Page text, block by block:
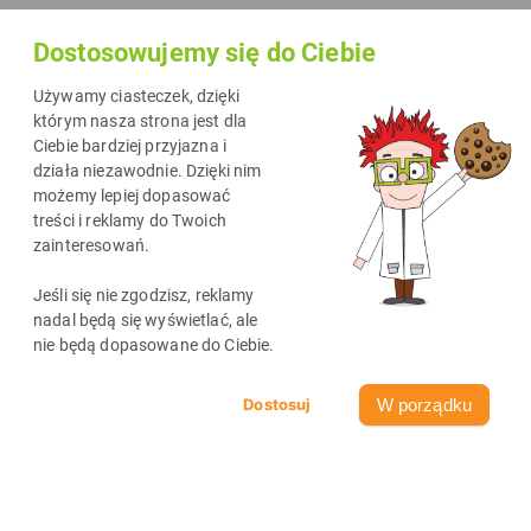
Dostosowujemy się do Ciebie
Używamy ciasteczek, dzięki
którym nasza strona jest dla
Ciebie bardziej przyjazna i
działa niezawodnie. Dzięki nim
możemy lepiej dopasować
treści i reklamy do Twoich
zainteresowań.
Jeśli się nie zgodzisz, reklamy
nadal będą się wyświetlać, ale
nie będą dopasowane do Ciebie.
W porządku
Najnowsze wpisy
zobacz wszystkie